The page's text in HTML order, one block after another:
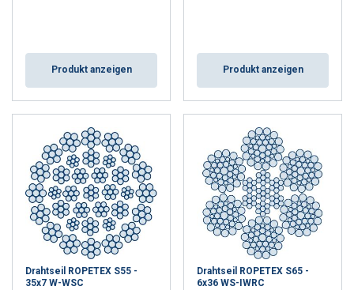
Produkt anzeigen Produkt anzeigen
Drahtseil ROPETEX S55 -
35x7 W-WSC
Drahtseil ROPETEX S65 -
6x36 WS-IWRC